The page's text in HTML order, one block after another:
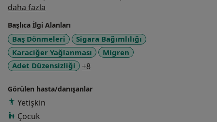
• Saç Mezoterapisi
• Botox, Sanatçı botoxu
• Dolgu, Organik Dolgu,cristal(likit dolgu)
• Endopeel(kimyasal yüz germe)
• PRP,Ozon PRP
daha fazla
Başlıca İlgi Alanları
Baş Dönmeleri
Sigara Bağımlılığı
Karaciğer Yağlanması
Migren
Adet Düzensizliği
+8a11y_sr_more_diseases
Görülen hasta/danışanlar
Yetişkin
Çocuk